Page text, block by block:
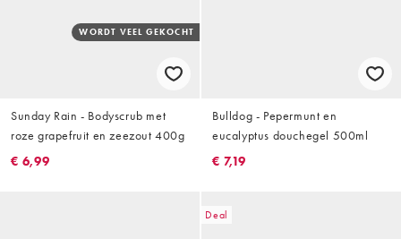
WORDT VEEL GEKOCHT
Sunday Rain - Bodyscrub met
roze grapefruit en zeezout 400g
€ 6,99
Bulldog - Pepermunt en
eucalyptus douchegel 500ml
€ 7,19
Deal